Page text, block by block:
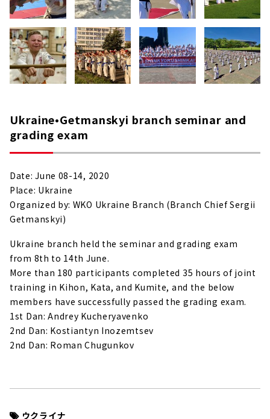
Ukraine•Getmanskyi branch seminar and
grading exam
Date: June 08-14, 2020
Place: Ukraine
Organized by: WKO Ukraine Branch (Branch Chief Sergii
Getmanskyi)
Ukraine branch held the seminar and grading exam
from 8th to 14th June.
More than 180 participants completed 35 hours of joint
training in Kihon, Kata, and Kumite, and the below
members have successfully passed the grading exam.
1st Dan: Andrey Kucheryavenko
2nd Dan: Kostiantyn Inozemtsev
2nd Dan: Roman Chugunkov
ウクライナ